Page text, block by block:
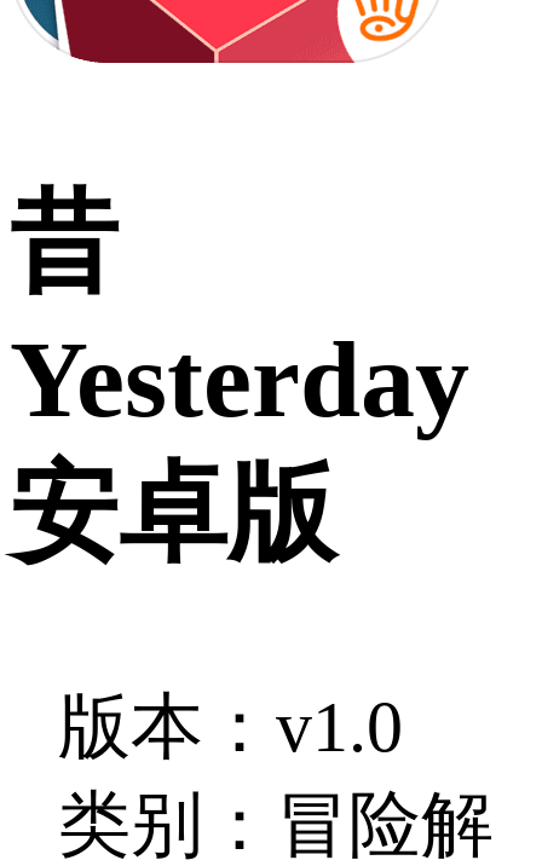
昔
Yesterday
安卓版
版本：v1.0
类别：冒险解